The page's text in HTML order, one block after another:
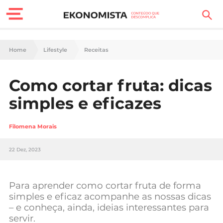
Finanças Pessoais
Carreira
Casa
Tecnologia
Negócios
Home Lifestyle Receitas
Como cortar fruta: dicas
simples e eficazes
Filomena Morais
22 Dez, 2023
Para aprender como cortar fruta de forma
simples e eficaz acompanhe as nossas dicas
– e conheça, ainda, ideias interessantes para
servir.